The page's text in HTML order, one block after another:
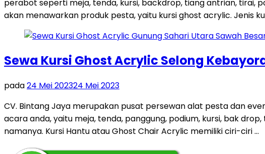
perabot seperti meja, tenda, kursi, backdrop, tiang antrian, tirai,
akan menawarkan produk pesta, yaitu kursi ghost acrylic. Jenis
Sewa Kursi Ghost Acrylic Selong
pada24 Mei 202324 Mei 2023
CV. Bintang Jaya merupakan pusat persewan alat pesta dan
acara anda, yaitu meja, tenda, panggung, podium, kursi, bak
namanya. Kursi Hantu atau Ghost Chair Acrylic memiliki ciri-ciri …